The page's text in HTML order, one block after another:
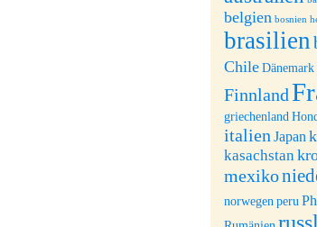
belgien bosnien
brasilien
Chile Dänemark
Finnland
griechenland
italien Japan
kasachstan
mexiko
norwegen peru